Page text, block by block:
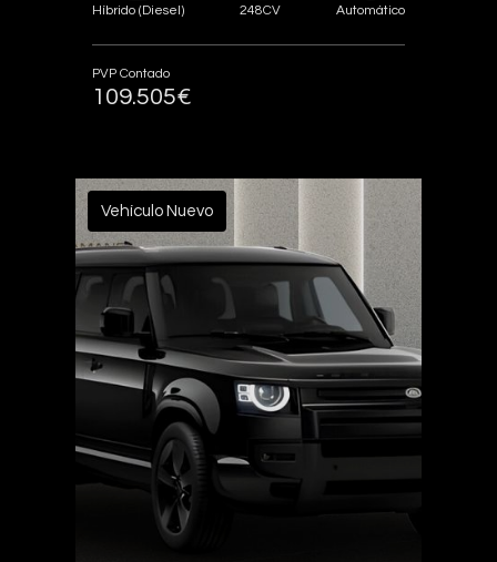
Híbrido (Diesel) 248CV Automático
PVP Contado
109.505€
Vehículo Nuevo